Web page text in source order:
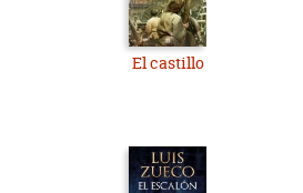
El castillo